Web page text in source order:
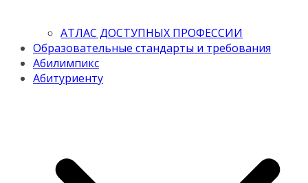
АТЛАС ДОСТУПНЫХ ПРОФЕССИИ
Образовательные стандарты и требования
Абилимпикс
Абитуриенту